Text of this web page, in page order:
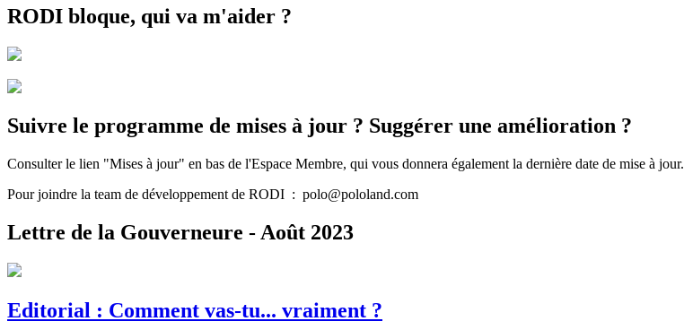
RODI bloque, qui va m'aider ?
Suivre le programme de mises à jour ? Suggérer une amélioration ?
Consulter le lien "Mises à jour" en bas de l'Espace Membre, qui vous donnera également la dernière date de mise à jour.
Pour joindre la team de développement de RODI : polo@pololand.com
Lettre de la Gouverneure - Août 2023
Editorial : Comment vas-tu... vraiment ?